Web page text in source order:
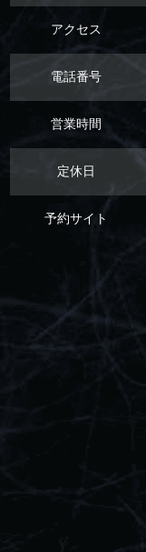
アクセス
電話番号
営業時間
定休日
予約サイト